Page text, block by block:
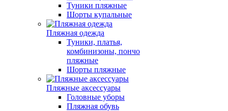
Туники пляжные
Шорты купальные
Пляжная одежда
Туники, платья,
комбинизоны, пончо
пляжные
Шорты пляжные
Пляжные аксессуары
Головные уборы
Пляжная обувь